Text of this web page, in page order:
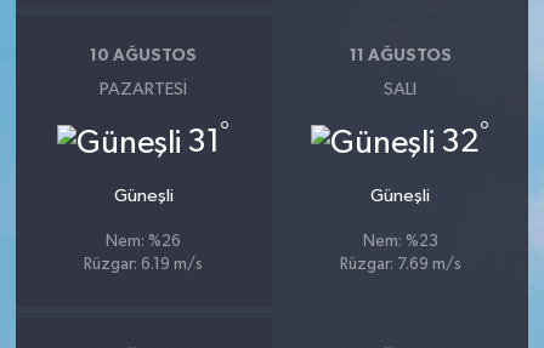
10 AĞUSTOS
PAZARTESI
31 °
Güneşli
Nem: %26
Rüzgar: 6.19 m/s
11 AĞUSTOS
SALI
32°
Güneşli
Nem: %23
Rüzgar: 7.69 m/s